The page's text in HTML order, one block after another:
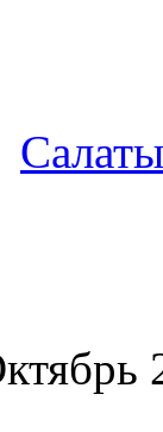
Салаты